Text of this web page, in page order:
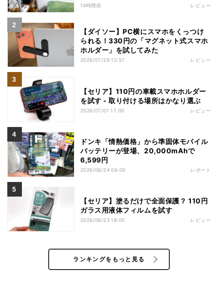
14時間前 レビュー
【ダイソー】PC横にスマホをくっつけ
られる！330円の「マグネット式スマホ
ホルダー」を試してみた
2026/07/29 12:57 レビュー
【セリア】110円の車載スマホホルダー
を試す - 取り付ける場所はかなり選ぶ
2026/07/01 17:00 レビュー
ドンキ「情熱価格」から準固体モバイル
バッテリーが登場、20,000mAhで
6,599円
2026/06/24 06:00 レポート
【セリア】塗るだけで全面保護？ 110円
ガラス用液体フィルムを試す
2026/06/23 18:00 レビュー
ランキングをもっと見る